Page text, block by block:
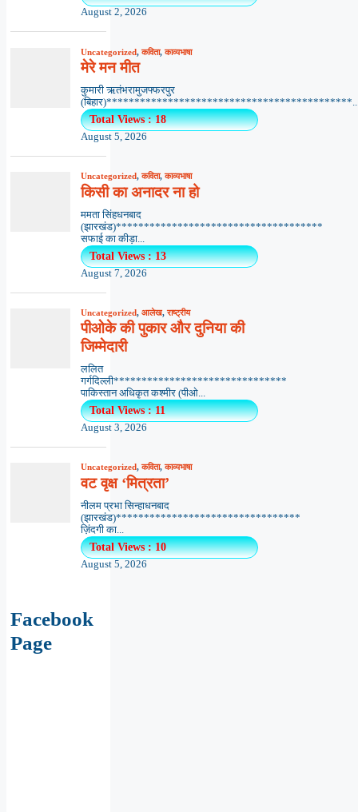
August 2, 2026
Uncategorized,कविता,काव्यभाषा
मेरे मन मीत
कुमारी ऋतंभरामुजफ्फरपुर
Total Views : 18
August 5, 2026
Uncategorized,कविता,काव्यभाषा
किसी का अनादर ना हो
ममता सिंहधनबाद
(झारखंड)*************************************
सफाई का कीड़ा...
Total Views : 13
August 7, 2026
Uncategorized, आलेख,राष्ट्रीय
पीओके की पुकार और दुनिया की
जिम्मेदारी
ललित
गर्गदिल्ली*******************************
पाकिस्तान अधिकृत कश्मीर (पीओ...
Total Views : 11
August 3, 2026
Uncategorized,कविता,काव्यभाषा
वट वृक्ष ‘मित्रता’
नीलम प्रभा सिन्हाधनबाद
(झारखंड)*********************************
ज़िंदगी का...
Total Views : 10
August 5, 2026
Facebook
Page